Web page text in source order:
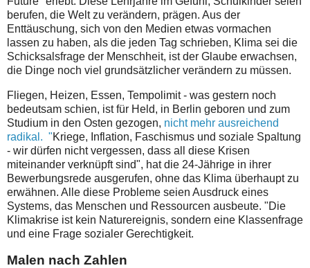
berufen, die Welt zu verändern, prägen. Aus der
Enttäuschung, sich von den Medien etwas vormachen
lassen zu haben, als die jeden Tag schrieben, Klima sei die
Schicksalsfrage der Menschheit, ist der Glaube erwachsen,
die Dinge noch viel grundsätzlicher verändern zu müssen.
Fliegen, Heizen, Essen, Tempolimit - was gestern noch
bedeutsam schien, ist für Held, in Berlin geboren und zum
Studium in den Osten gezogen, nicht mehr ausreichend
radikal. "Kriege, Inflation, Faschismus und soziale Spaltung
- wir dürfen nicht vergessen, dass all diese Krisen
miteinander verknüpft sind", hat die 24-Jährige in ihrer
Bewerbungsrede ausgerufen, ohne das Klima überhaupt zu
erwähnen. Alle diese Probleme seien Ausdruck eines
Systems, das Menschen und Ressourcen ausbeute. "Die
Klimakrise ist kein Naturereignis, sondern eine Klassenfrage
und eine Frage sozialer Gerechtigkeit.
Malen nach Zahlen